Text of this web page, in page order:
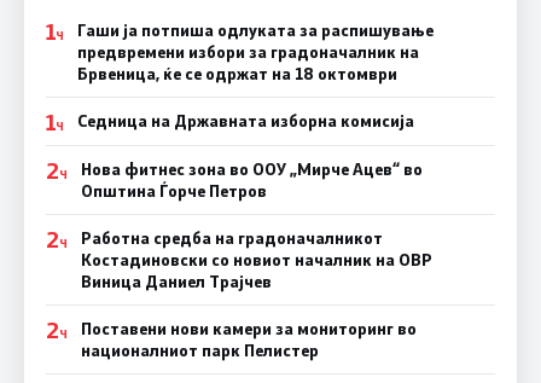
1Ч
Гаши ја потпиша одлуката за распишување
предвремени избори за градоначалник на
Брвеница, ќе се одржат на 18 октомври
1Ч Седница на Државната изборна комисија
2Ч
Нова фитнес зона во ООУ „Мирче Ацев“ во
Општина Ѓорче Петров
2Ч
Работна средба на градоначалникот
Костадиновски со новиот началник на ОВР
Виница Даниел Трајчев
2Ч
Поставени нови камери за мониторинг во
националниот парк Пелистер